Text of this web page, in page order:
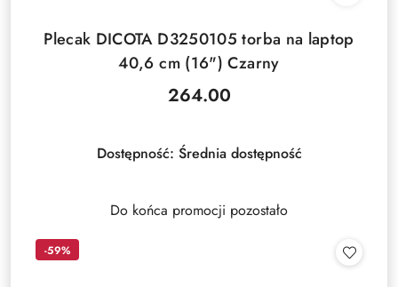
Plecak DICOTA D3250105 torba na laptop
40,6 cm (16") Czarny
Cena:
264.00
Dostępność: Średnia dostępność
Do końca promocji pozostało
-59%